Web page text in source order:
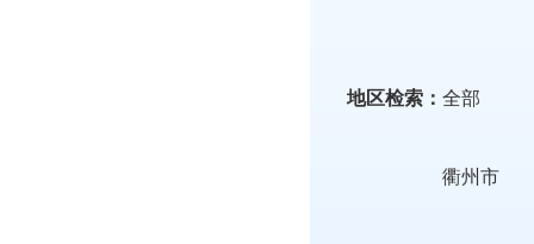
地区检索： 全部
衢州市